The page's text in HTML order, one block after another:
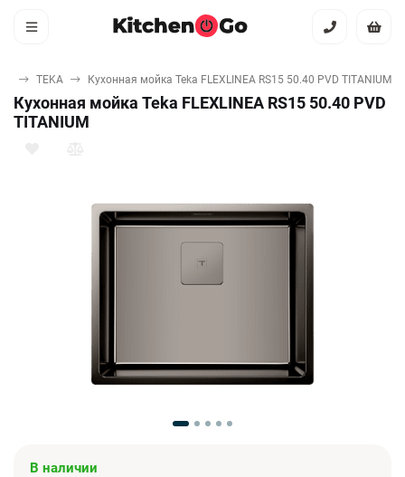
TEKA Кухонная мойка Teka FLEXLINEA RS15 50.40 PVD TITANIUM
Кухонная мойка Teka FLEXLINEA RS15 50.40 PVD
TITANIUM
В наличии